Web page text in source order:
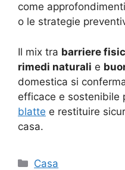
come
o le strategie
Il mix tra barriere
rimedi naturali e
domestica si
efficace e sostenibile
blatte e restituire
casa.
Categorie
Casa